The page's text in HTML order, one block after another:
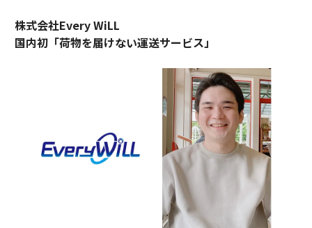
株式会社Every WiLL
国内初「荷物を届けない運送サービス」